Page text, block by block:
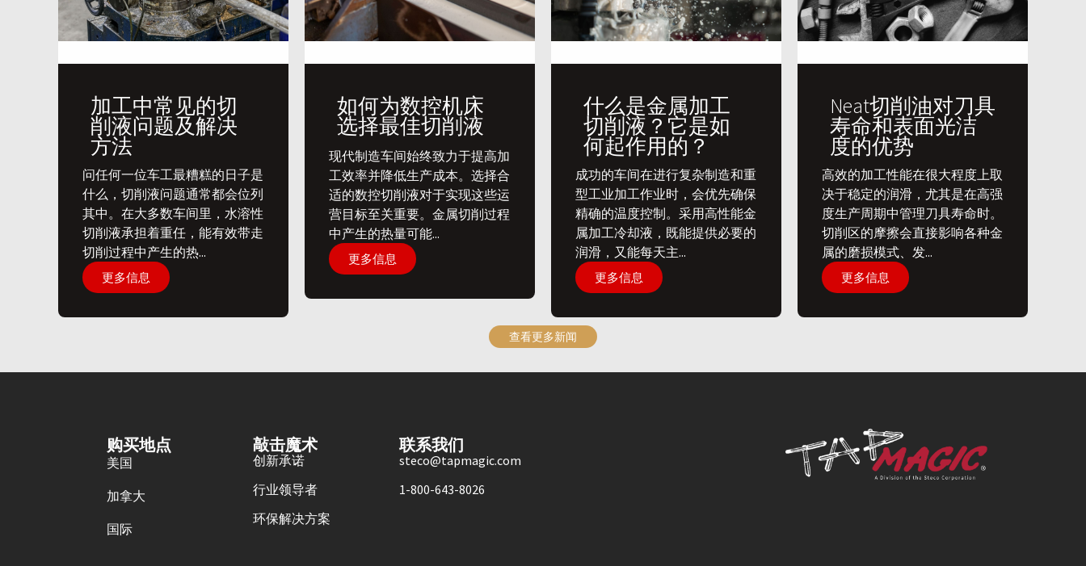
加工中常见的切
削液问题及解决
方法
问任何一位车工最糟糕的日子是
什么，切削液问题通常都会位列
其中。在大多数车间里，水溶性
切削液承担着重任，能有效带走
切削过程中产生的热...
更多信息
如何为数控机床
选择最佳切削液
​现代制造车间始终致力于提高加
工效率并降低生产成本。选择合
适的数控切削液对于实现这些运
营目标至关重要。金属切削过程
中产生的热量可能...
更多信息
什么是金属加工
切削液？它是如
何起作用的？
​成功的车间在进行复杂制造和重
型工业加工作业时，会优先确保
精确的温度控制。采用高性能金
属加工冷却液，既能提供必要的
润滑，又能每天主...
更多信息
Neat切削油对刀具
寿命和表面光洁
度的优势
​高效的加工性能在很大程度上取
决于稳定的润滑，尤其是在高强
度生产周期中管理刀具寿命时。
切削区的摩擦会直接影响各种金
属的磨损模式、发...
更多信息
查看更多新闻
购买地点
美国
加拿大
国际
敲击魔术
创新承诺
行业领导者
环保解决方案
联系我们
steco@tapmagic.com
1-800-643-8026